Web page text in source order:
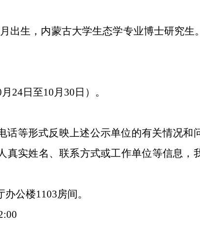
出生，内蒙古大学生态学专业博士研究
24日至10月30日）。
话等形式反映上述公示单位的有关情况
真实姓名、联系方式或工作单位等信息，
公楼1103房间。